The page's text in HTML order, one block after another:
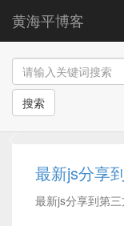
黄海平博客
搜索
最新js分享
最新js分享到第